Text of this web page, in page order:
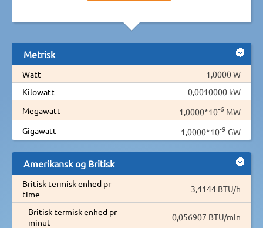
Metrisk
Watt
1,0000 W
Kilowatt
0,0010000 kW
Megawatt
1,0000*10-6 MW
Gigawatt
1,0000*10-9 GW
Amerikansk og Britisk
Britisk termisk enhed pr
time
3,4144 BTU/h
Britisk termisk enhed pr
minut
0,056907 BTU/min